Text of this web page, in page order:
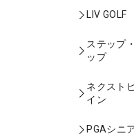
LIV GOLF
ステップ
ップ
ネクスト
イン
PGAシニ